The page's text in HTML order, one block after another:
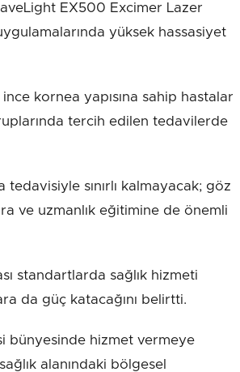
EX500 Excimer Lazer
yüksek hassasiyet
kornea yapısına sahip hastalar
tercih edilen tedavilerde
sınırlı kalmayacak; göz
ve uzmanlık eğitimine de önemli
standartlarda sağlık hizmeti
da güç katacağını belirtti.
bünyesinde hizmet vermeye
alanındaki bölgesel